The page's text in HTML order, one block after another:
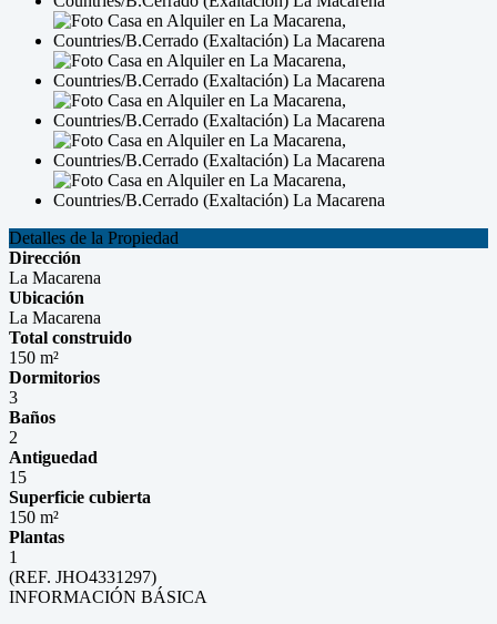
Detalles de la Propiedad
Dirección
La Macarena
Ubicación
La Macarena
Total construido
150 m²
Dormitorios
3
Baños
2
Antiguedad
15
Superficie cubierta
150 m²
Plantas
1
(REF. JHO4331297)
INFORMACIÓN BÁSICA